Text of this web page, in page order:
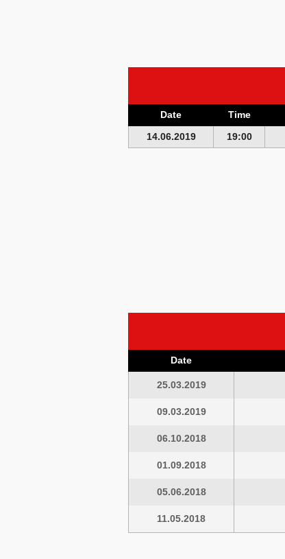
Date Time
14.06.2019
19:00
Date
25.03.2019
09.03.2019
06.10.2018
01.09.2018
05.06.2018
11.05.2018